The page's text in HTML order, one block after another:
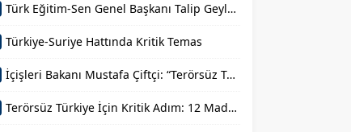
Türk Eğitim-Sen Genel Başkanı Talip Geylan’ın Açıklamaları
Türkiye-Suriye Hattında Kritik Temas
İçişleri Bakanı Mustafa Çiftçi: “Terörsüz Türkiye Devletimizin Sarsılmaz İradesidir”
Terörsüz Türkiye İçin Kritik Adım: 12 Maddelik Kanun Teklifi